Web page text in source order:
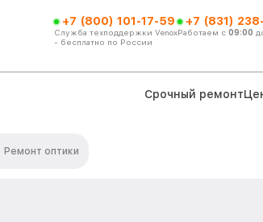
+7 (800) 101-17-59
Служба техподдержки Venox
- бесплатно по России
+7 (831)
Работаем с 09:00
Срочный ремонт
Ремонт оптики